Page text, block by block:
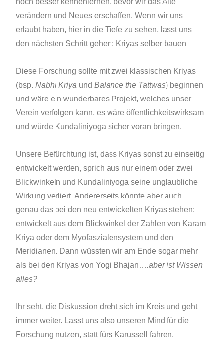
verändern und Neues erschaffen. Wenn wir uns
erlaubt haben, hier in die Tiefe zu sehen, lasst uns
den nächsten Schritt gehen: Kriyas selber bauen
Diese Forschung sollte mit zwei klassischen Kriyas
(bsp.Nabhi Kriya undBalance the Tattwas) beginnen
und wäre ein wunderbares Projekt, welches unser
Verein verfolgen kann, es wäre öffentlichkeitswirksam
und würde Kundaliniyoga sicher voran bringen.
Unsere Befürchtung ist, dass Kriyas sonst zu einseitig
entwickelt werden, sprich aus nur einem oder zwei
Blickwinkeln und Kundaliniyoga seine unglaubliche
Wirkung verliert. Andererseits könnte aber auch
genau das bei den neu entwickelten Kriyas stehen:
entwickelt aus dem Blickwinkel der Zahlen von Karam
Kriya oder dem Myofaszialensystem und den
Meridianen. Dann wüssten wir am Ende sogar mehr
als bei den Kriyas von Yogi Bhajan….aber ist Wissen
alles?
Ihr seht, die Diskussion dreht sich im Kreis und geht
immer weiter. Lasst uns also unseren Mind für die
Forschung nutzen, statt fürs Karussell fahren.